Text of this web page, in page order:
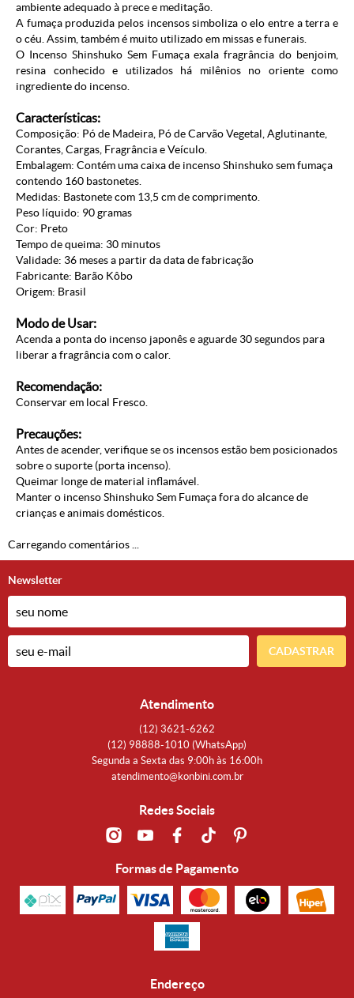
ambiente adequado à prece e meditação.
A fumaça produzida pelos incensos simboliza o elo entre a terra e
o céu. Assim, também é muito utilizado em missas e funerais.
O Incenso Shinshuko Sem Fumaça exala fragrância do benjoim,
resina conhecido e utilizados há milênios no oriente como
ingrediente do incenso.
Características:
Composição: Pó de Madeira, Pó de Carvão Vegetal, Aglutinante,
Corantes, Cargas, Fragrância e Veículo.
Embalagem: Contém uma caixa de incenso Shinshuko sem fumaça
contendo 160 bastonetes.
Medidas: Bastonete com 13,5 cm de comprimento.
Peso líquido: 90 gramas
Cor: Preto
Tempo de queima: 30 minutos
Validade: 36 meses a partir da data de fabricação
Fabricante: Barão Kôbo
Origem: Brasil
Modo de Usar:
Acenda a ponta do incenso japonês e aguarde 30 segundos para
liberar a fragrância com o calor.
Recomendação:
Conservar em local Fresco.
Precauções:
Antes de acender, verifique se os incensos estão bem posicionados
sobre o suporte (porta incenso).
Queimar longe de material inflamável.
Manter o incenso Shinshuko Sem Fumaça fora do alcance de
crianças e animais domésticos.
Carregando comentários ...
Newsletter
CADASTRAR
Atendimento
(12) 3621-6262
(12) 98888-1010 (WhatsApp)
Segunda a Sexta das 9:00h às 16:00h
atendimento@konbini.com.br
Redes Sociais
Formas de Pagamento
Endereço